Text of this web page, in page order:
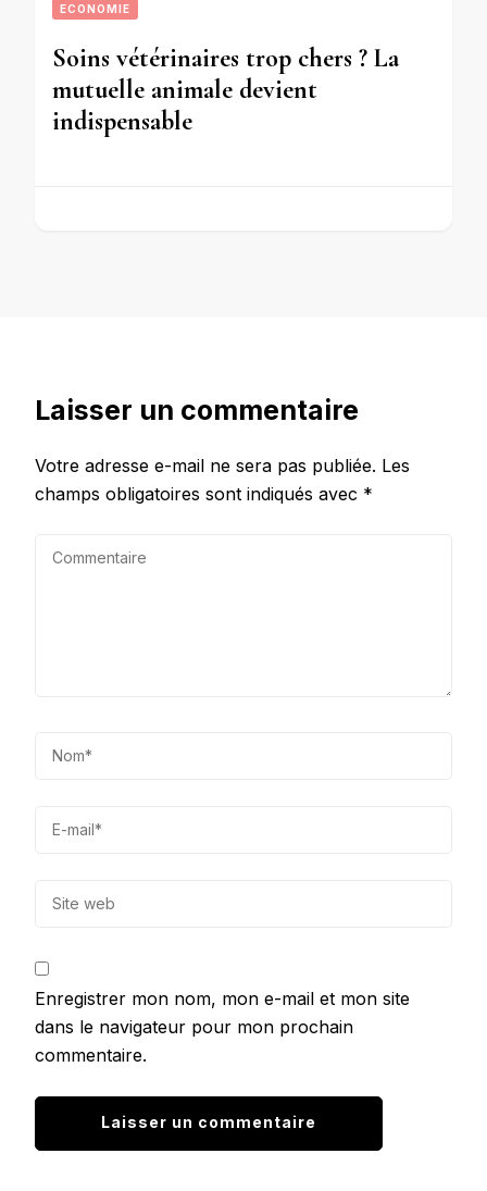
ECONOMIE
Soins vétérinaires trop chers ? La
mutuelle animale devient
indispensable
Laisser un commentaire
Votre adresse e-mail ne sera pas publiée. Les
champs obligatoires sont indiqués avec *
Enregistrer mon nom, mon e-mail et mon site
dans le navigateur pour mon prochain
commentaire.